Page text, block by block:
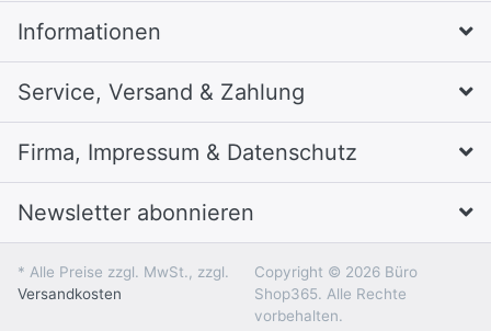
Informationen
Service, Versand & Zahlung
Firma, Impressum & Datenschutz
Newsletter abonnieren
* Alle Preise zzgl. MwSt., zzgl.
Versandkosten
Copyright © 2026 Büro
Shop365. Alle Rechte
vorbehalten.